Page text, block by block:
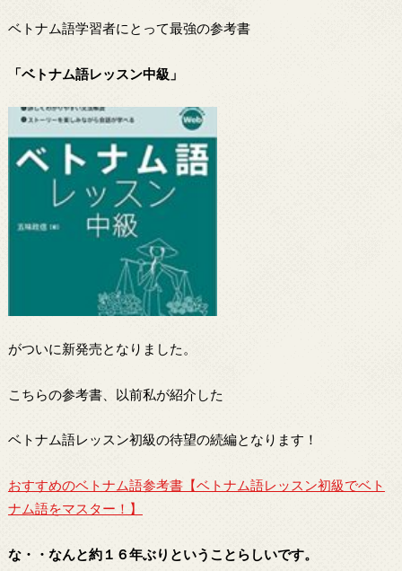
ベトナム語学習者にとって最強の参考書
「ベトナム語レッスン中級」
がついに新発売となりました。
こちらの参考書、以前私が紹介した
ベトナム語レッスン初級の待望の続編となります！
おすすめのベトナム語参考書【ベトナム語レッスン初級でベト
ナム語をマスター！】
な・・なんと約１６年ぶりということらしいです。